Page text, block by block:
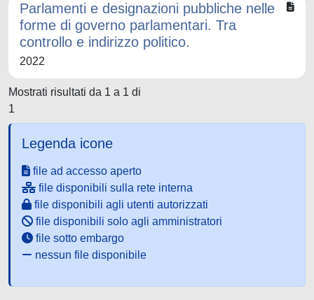
Parlamenti e designazioni pubbliche nelle
forme di governo parlamentari. Tra
controllo e indirizzo politico.
2022
Mostrati risultati da 1 a 1 di
1
Legenda icone
file ad accesso aperto
file disponibili sulla rete interna
file disponibili agli utenti autorizzati
file disponibili solo agli amministratori
file sotto embargo
nessun file disponibile